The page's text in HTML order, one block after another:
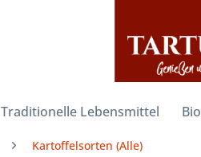
Traditionelle Lebensmittel
Kartoffelsorten (Alle)